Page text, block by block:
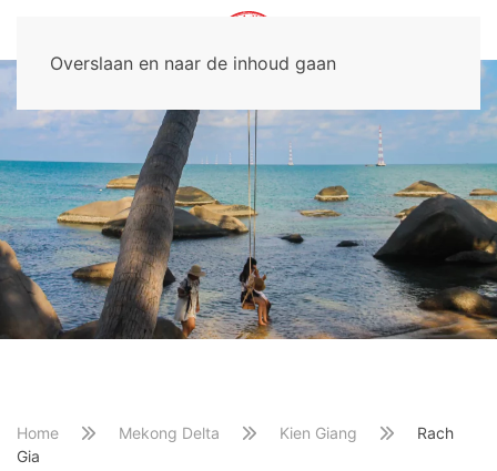
Overslaan en naar de inhoud gaan
Home Mekong Delta Kien Giang
Rach
Gia